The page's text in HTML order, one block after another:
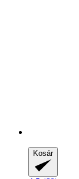
Kosár